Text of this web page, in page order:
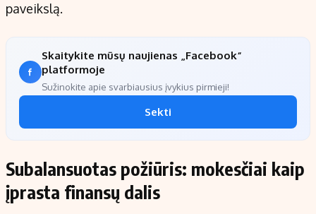
paveikslą.
Skaitykite mūsų naujienas „Facebook“
platformoje
Sužinokite apie svarbiausius įvykius pirmieji!
Sekti
Subalansuotas požiūris: mokesčiai kaip
įprasta finansų dalis